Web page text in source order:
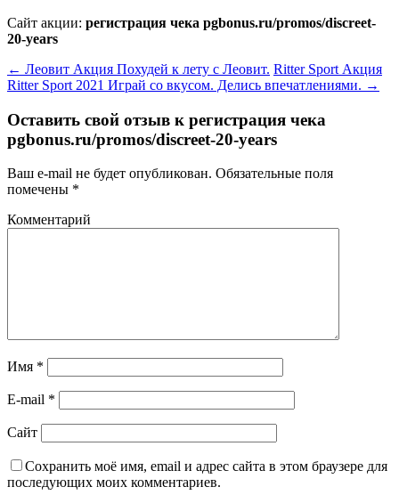
Сайт акции: регистрация чека pgbonus.ru/promos/discreet-
20-years
← Леовит Акция Похудей к лету с Леовит. Ritter Sport Акция
Ritter Sport 2021 Играй со вкусом. Делись впечатлениями. →
Оставить свой отзыв к регистрация чека
pgbonus.ru/promos/discreet-20-years
Ваш e-mail не будет опубликован. Обязательные поля
помечены *
Комментарий
Имя *
E-mail *
Сайт
Сохранить моё имя, email и адрес сайта в этом браузере для
последующих моих комментариев.